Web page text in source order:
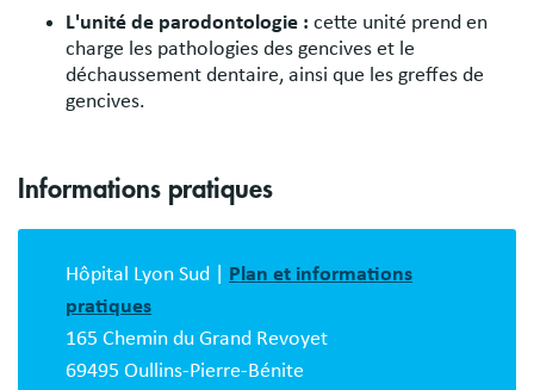
L'unité de parodontologie : cette unité prend en
charge les pathologies des gencives et le
déchaussement dentaire, ainsi que les greffes de
gencives.
Bloc
description
Informations pratiques
Hôpital Lyon Sud | Plan et informations
pratiques
165 Chemin du Grand Revoyet
69495 Oullins-Pierre-Bénite